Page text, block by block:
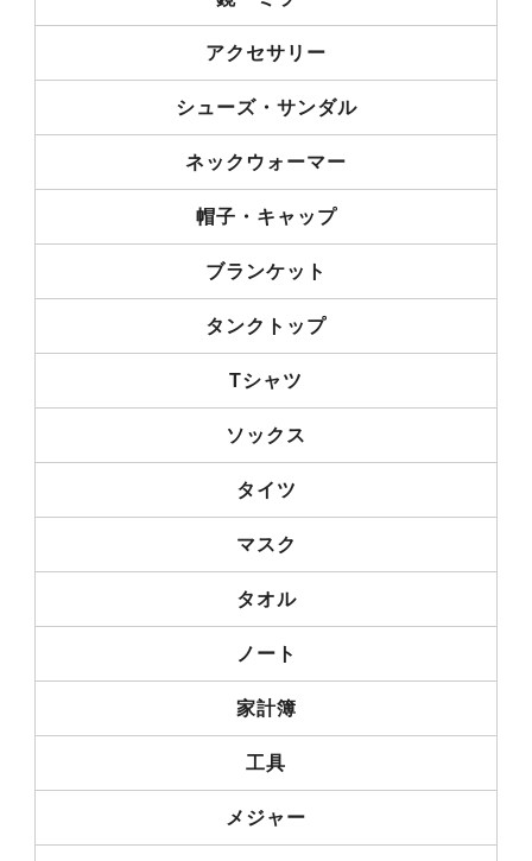
アクセサリー
シューズ・サンダル
ネックウォーマー
帽子・キャップ
ブランケット
タンクトップ
Tシャツ
ソックス
タイツ
マスク
タオル
ノート
家計簿
工具
メジャー